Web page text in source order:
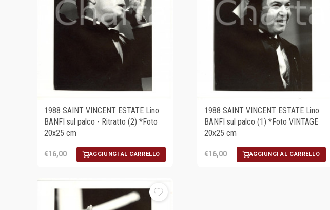
1988 SAINT VINCENT ESTATE Lino
BANFI sul palco - Ritratto (2) *Foto
20x25 cm
€16,00 AGGIUNGI AL CARRELLO
1988 SAINT VINCENT ESTATE Lino
BANFI sul palco (1) *Foto VINTAGE
20x25 cm
€16,00 AGGIUNGI AL CARRELLO